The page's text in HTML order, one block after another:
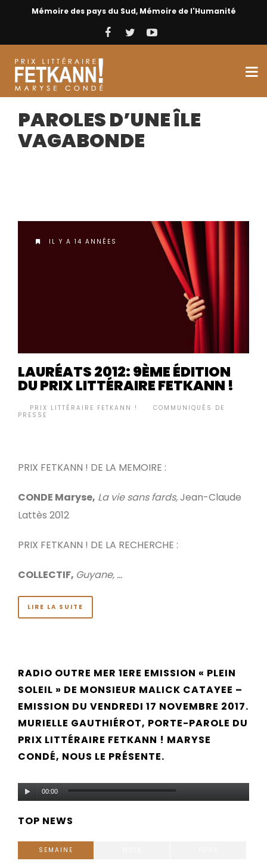
Mémoire des pays du Sud, Mémoire de l'Humanité
PAROLES D’UNE ÎLE
VAGABONDE
IL Y A 14 ANNÉES
LAURÉATS 2012: 9ÈME ÉDITION
DU PRIX LITTÉRAIRE FETKANN !
PRIX LITTÉRAIRE FETKANN !
COMMUNIQUÉS DE
PRESSE
PRIX FETKANN ! DE LA MEMOIRE :
CONDE Maryse, La vie sans fards,Jean-Claude
Lattès 2012
PRIX FETKANN ! DE LA RECHERCHE :
COLLECTIF, Guyane, …
LIRE LA SUITE
RADIO OUTRE MER 1ERE EMISSION « PLEIN
SOLEIL » DE MONSIEUR MALICK CATAYEE –
EMISSION DU VENDREDI 17 NOVEMBRE 2017.
MURIELLE GAUTHIÉROT, PORTE-PAROLE DU
PRIX LITTÉRAIRE FETKANN ! MARYSE
CONDÉ, NOUS LE PRÉSENTE.
Lecteur00:00
TOP NEWS
SEMAINE